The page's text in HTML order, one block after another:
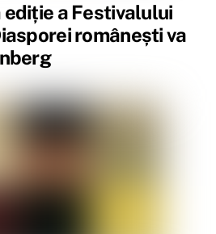
ediție a Festivalului
românești va